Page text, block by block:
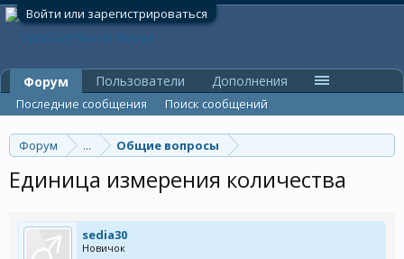
Войти или зарегистрироваться
Форум ... Общие вопросы
Единица измерения количества
sedia30
Новичок
Форум
Последние сообщения Поиск сообщений
Пользователи Дополнения